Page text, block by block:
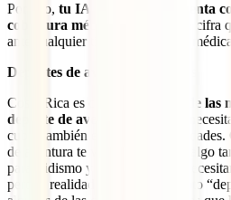
Por ello, tu IATI Mochilero cuenta
cobertura médica
. Una enorme cifra
ante cualquier tipo de necesidad médica.
Deportes de aventura incluidos
Costa Rica es considerada
una de las
deporte de aventura
, por ello,
cubra también este tipo de actividades.
de aventura te viene a la cabeza algo
paracaidismo y piensas que no
pero la realidad es que el concepto